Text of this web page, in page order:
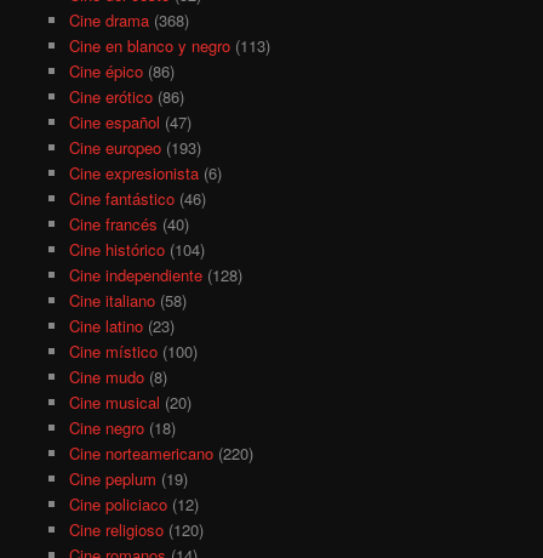
Cine drama(368)
Cine en blanco y negro(113)
Cine épico(86)
Cine erótico(86)
Cine español (47)
Cine europeo(193)
Cine expresionista(6)
Cine fantástico(46)
Cine francés (40)
Cine histórico(104)
Cine independiente(128)
Cine italiano(58)
Cine latino(23)
Cine místico(100)
Cine mudo(8)
Cine musical (20)
Cine negro(18)
Cine norteamericano(220)
Cine peplum (19)
Cine policiaco(12)
Cine religioso(120)